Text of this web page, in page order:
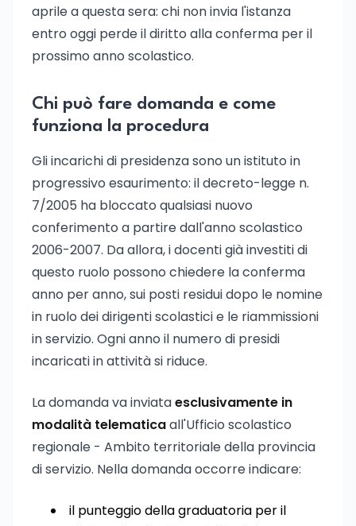
aprile a questa sera: chi non invia l'istanza
entro oggi perde il diritto alla conferma per il
prossimo anno scolastico.
Chi può fare domanda e come
funziona la procedura
Gli incarichi di presidenza sono un istituto in
progressivo esaurimento: il decreto-legge n.
7/2005 ha bloccato qualsiasi nuovo
conferimento a partire dall'anno scolastico
2006-2007. Da allora, i docenti già investiti di
questo ruolo possono chiedere la conferma
anno per anno, sui posti residui dopo le nomine
in ruolo dei dirigenti scolastici e le riammissioni
in servizio. Ogni anno il numero di presidi
incaricati in attività si riduce.
La domanda va inviataesclusivamente in
modalità telematicaall'Ufficio scolastico
regionale - Ambito territoriale della provincia
di servizio. Nella domanda occorre indicare:
il punteggio della graduatoria per il